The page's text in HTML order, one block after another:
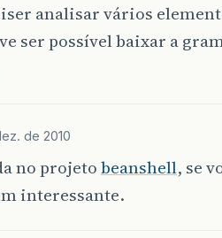
analisar vários
ser possível baixar a
de 2010
no projetobeanshell, se
interessante.